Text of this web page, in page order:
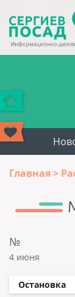
Главная
№
4 июня
Остановка